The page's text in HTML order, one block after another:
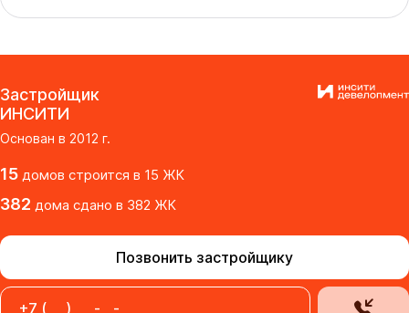
Застройщик
ИНСИТИ
Основан в 2012 г.
15 домов строится в 15 ЖК
382 дома сдано в 382 ЖК
Позвонить застройщику